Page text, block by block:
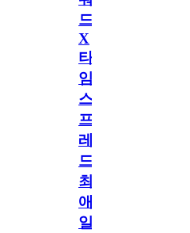
드
X
타
임
스
프
레
드]
최
애
일